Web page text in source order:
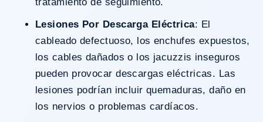
Lesiones Por Descarga Eléctrica: El
cableado defectuoso, los enchufes expuestos,
los cables dañados o los jacuzzis inseguros
pueden provocar descargas eléctricas. Las
lesiones podrían incluir quemaduras, daño en
los nervios o problemas cardíacos.